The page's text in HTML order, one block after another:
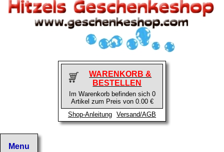
WARENKORB &
BESTELLEN
Im Warenkorb befinden sich 0
Artikel zum Preis von 0.00 €
Shop-Anleitung
Versand/AGB